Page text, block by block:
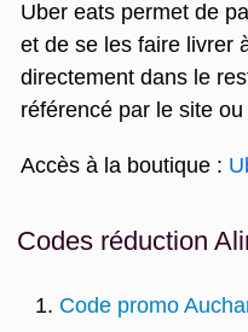
Uber eats permet de
et de se les faire livrer
directement dans le
référencé par le site
Accès à la boutique :
Codes réduction
Code promo